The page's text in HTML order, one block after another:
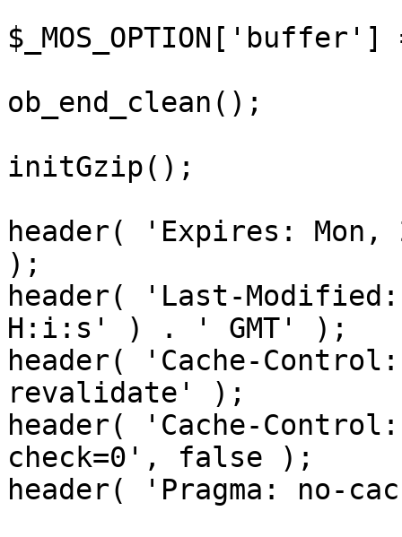
ob_end_clean();
initGzip();
header( 'Expires: Mon,
);
header( 'Last-
H:i:s' ) . ' GMT' );
header( 'Cache-
revalidate' );
header( 'Cache-
check=0', false );
header( 'Pragma: no-